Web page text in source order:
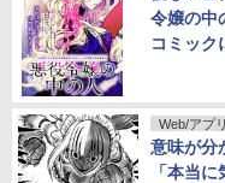
令嬢の中
コミック
Web/アプリ
意味が分
「本当